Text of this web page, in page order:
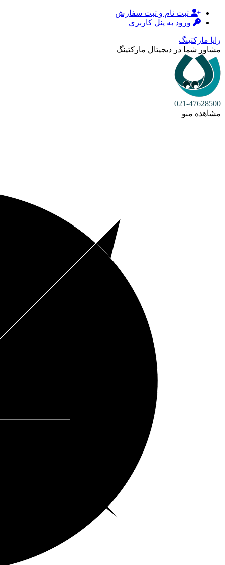
ثبت نام و ثبت سفارش
ورود به پنل کاربری
رایا مارکتینگ
مشاور شما در دیجیتال مارکتینگ
021-47628500
مشاهده منو